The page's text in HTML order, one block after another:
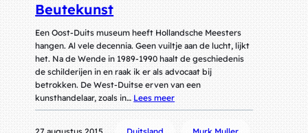
Beutekunst
Een Oost-Duits museum heeft Hollandsche Meesters
hangen. Al vele decennia. Geen vuiltje aan de lucht, lijkt
het. Na de Wende in 1989-1990 haalt de geschiedenis
de schilderijen in en raak ik er als advocaat bij
betrokken. De West-Duitse erven van een
kunsthandelaar, zoals in… Lees meer